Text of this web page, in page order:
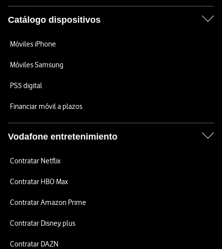
Catálogo dispositivos
Móviles iPhone
Móviles Samsung
PS5 digital
Financiar móvil a plazos
Vodafone entretenimiento
Contratar Netflix
Contratar HBO Max
Contratar Amazon Prime
Contratar Disney plus
Contratar DAZN